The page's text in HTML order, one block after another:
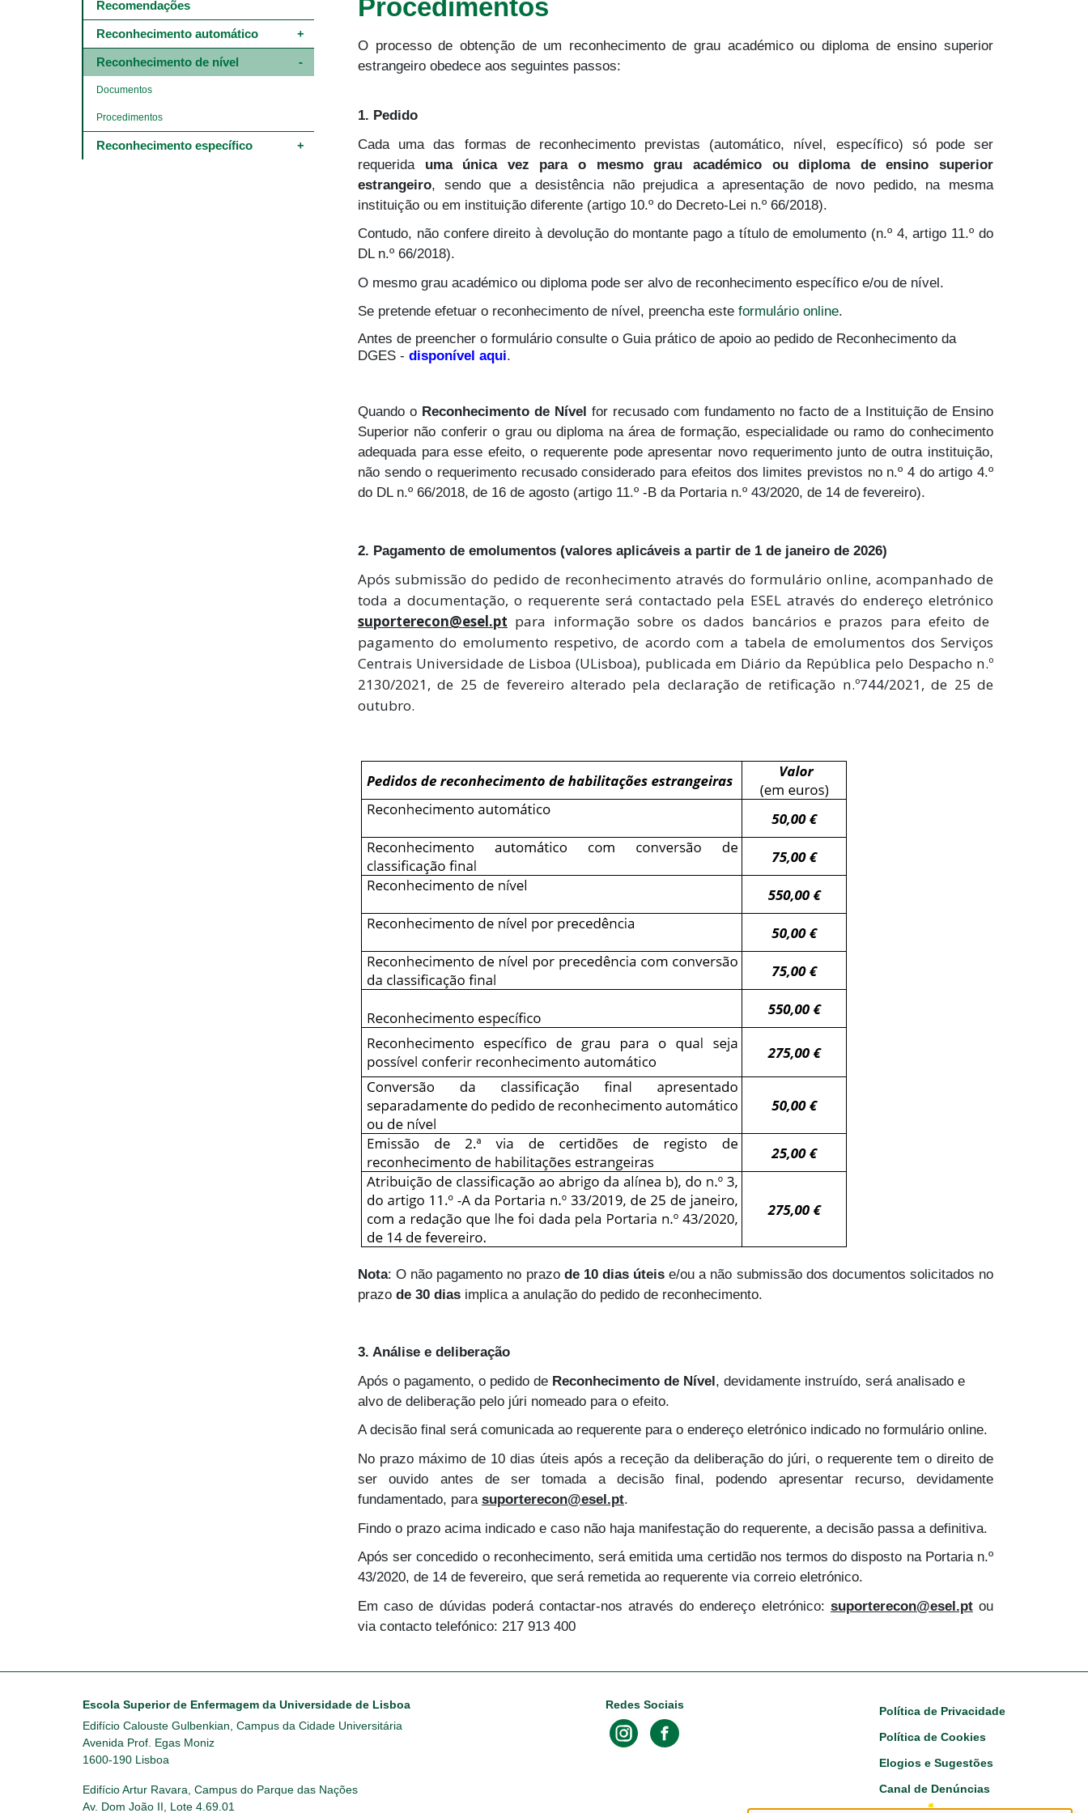
Procedimentos
O processo de obtenção de um reconhecimento de grau académico ou diploma de ensino superior
estrangeiro obedece aos seguintes passos:
1. Pedido
Cada uma das formas de reconhecimento previstas (automático, nível, específico) só pode ser
requerida uma única vez para o mesmo grau académico ou diploma de ensino superior
estrangeiro, sendo que a desistência não prejudica a apresentação de novo pedido, na mesma
instituição ou em instituição diferente (artigo 10.º do Decreto-Lei n.º 66/2018).
Contudo, não confere direito à devolução do montante pago a título de emolumento (n.º 4, artigo 11.º do
DL n.º 66/2018).
O mesmo grau académico ou diploma pode ser alvo de reconhecimento específico e/ou de nível.
Se pretende efetuar o reconhecimento de nível, preencha este formulário online.
Antes de preencher o formulário consulte o Guia prático de apoio ao pedido de Reconhecimento da
DGES - disponível aqui.
Quando o Reconhecimento de Nível for recusado com fundamento no facto de a Instituição de Ensino
Superior não conferir o grau ou diploma na área de formação, especialidade ou ramo do conhecimento
adequada para esse efeito, o requerente pode apresentar novo requerimento junto de outra instituição,
não sendo o requerimento recusado considerado para efeitos dos limites previstos no n.º 4 do artigo 4.º
do DL n.º 66/2018, de 16 de agosto (artigo 11.º -B da Portaria n.º 43/2020, de 14 de fevereiro).
2. Pagamento de emolumentos (valores aplicáveis a partir de 1 de janeiro de 2026)
Após submissão do pedido de reconhecimento através do formulário online, acompanhado de
toda a documentação, o requerente será contactado pela ESEL através do endereço eletrónico
suporterecon@esel.pt para informação sobre os dados bancários e prazos para efeito de
pagamento do emolumento respetivo, de acordo com a tabela de emolumentos dos Serviços
Centrais Universidade de Lisboa (ULisboa), publicada em Diário da República pelo Despacho n.º
2130/2021, de 25 de fevereiro alterado pela declaração de retificação n.º744/2021, de 25 de
outubro.
Nota: O não pagamento no prazode 10 dias úteis e/ou a não submissão dos documentos solicitados no
prazo de 30 dias implica a anulação do pedido de reconhecimento.
3. Análise e deliberação
Após o pagamento, o pedido de Reconhecimento de Nível, devidamente instruído, será analisado e
alvo de deliberação pelo júri nomeado para o efeito.
A decisão final será comunicada ao requerente para o endereço eletrónico indicado no formulário online.
No prazo máximo de 10 dias úteis após a receção da deliberação do júri, o requerente tem o direito de
ser ouvido antes de ser tomada a decisão final, podendo apresentar recurso, devidamente
fundamentado, para suporterecon@esel.pt.
Findo o prazo acima indicado e caso não haja manifestação do requerente, a decisão passa a definitiva.
Após ser concedido o reconhecimento, será emitida uma certidão nos termos do disposto na Portaria n.º
43/2020, de 14 de fevereiro, que será remetida ao requerente via correio eletrónico.
Em caso de dúvidas poderá contactar-nos através do endereço eletrónico: suporterecon@esel.ptou
via contacto telefónico: 217 913 400
navigation
4º
5º
níveis
Recomendações
Reconhecimento automático
Reconhecimento de nível
Documentos
Procedimentos
Reconhecimento específico
Escola Superior de Enfermagem da Universidade de Lisboa
Edifício Calouste Gulbenkian, Campus da Cidade Universitária
Avenida Prof. Egas Moniz
1600-190 Lisboa
Edifício Artur Ravara, Campus do Parque das Nações
Av. Dom João II, Lote 4.69.01
Redes Sociais Footer
Política de Privacidade
Política de Cookies
Elogios e Sugestões
Canal de Denúncias